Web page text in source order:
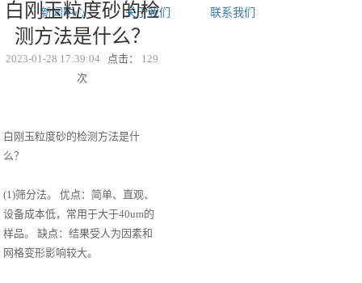
新闻中心 关于我们 联系我们
白刚玉粒度砂的检
测方法是什么？
2023-01-28 17:39:04 点击： 129
次
白刚玉粒度砂的检测方法是什
么？
(1)筛分法。 优点：简单、直观、
设备成本低，常用于大于40um的
样品。 缺点：结果受人为因素和
网格变形影响较大。